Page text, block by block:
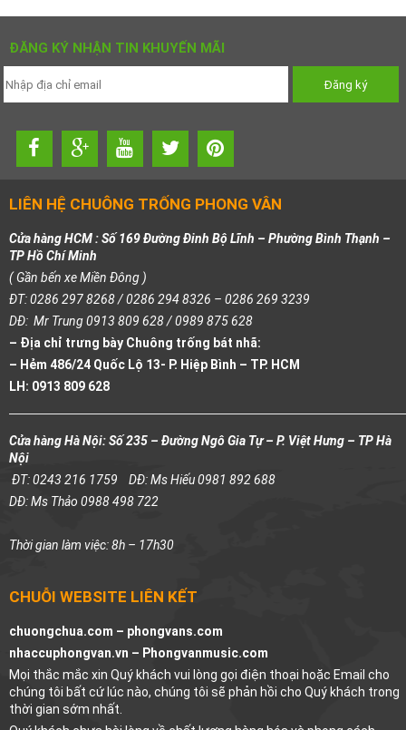
ĐĂNG KÝ NHẬN TIN KHUYẾN MÃI
LIÊN HỆ CHUÔNG TRỐNG PHONG VÂN
Cửa hàng HCM : Số 169 Đường Đinh Bộ Lĩnh – Phường Bình Thạnh –
TP Hồ Chí Minh
( Gần bến xe Miền Đông )
ĐT: 0286 297 8268 / 0286 294 8326 – 0286 269 3239
DĐ: Mr Trung 0913 809 628 / 0989 875 628
– Địa chỉ trưng bày Chuông trống bát nhã:
– Hẻm 486/24 Quốc Lộ 13- P. Hiệp Bình – TP. HCM
LH: 0913 809 628
Cửa hàng Hà Nội: Số 235 – Đường Ngô Gia Tự – P. Việt Hưng – TP Hà
Nội
ĐT: 0243 216 1759 DĐ: Ms Hiếu 0981 892 688
DĐ: Ms Thảo 0988 498 722
Thời gian làm việc: 8h – 17h30
CHUỖI WEBSITE LIÊN KẾT
chuongchua.com – phongvans.com
nhaccuphongvan.vn – Phongvanmusic.com
Mọi thắc mắc xin Quý khách vui lòng gọi điện thoại hoặc Email cho
chúng tôi bất cứ lúc nào, chúng tôi sẽ phản hồi cho Quý khách trong
thời gian sớm nhất.